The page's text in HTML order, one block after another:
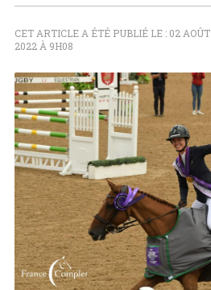
CET ARTICLE A ÉTÉ PUBLIÉ LE : 02 AOÛT
2022 À 9H08